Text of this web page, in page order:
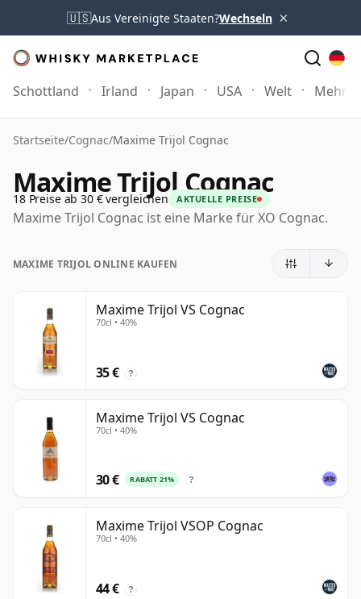
🇺🇸Aus Vereinigte Staaten?Wechseln ×
Schottland Irland Japan USA Welt Mehr
Startseite/Cognac/Maxime Trijol Cognac
Maxime Trijol Cognac
18 Preise ab 30 € vergleichen AKTUELLE PREISE
Maxime Trijol Cognac ist eine Marke für XO Cognac.
MAXIME TRIJOL ONLINE KAUFEN
Maxime Trijol VS Cognac
70cl • 40%
35 € ?
Maxime Trijol VS Cognac
70cl • 40%
30 € RABATT 21% ?
Maxime Trijol VSOP Cognac
70cl • 40%
44 € ?